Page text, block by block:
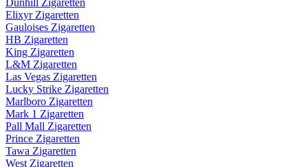
Dunhill Zigaretten
Elixyr Zigaretten
Gauloises Zigaretten
HB Zigaretten
King Zigaretten
L&M Zigaretten
Las Vegas Zigaretten
Lucky Strike Zigaretten
Marlboro Zigaretten
Mark 1 Zigaretten
Pall Mall Zigaretten
Prince Zigaretten
Tawa Zigaretten
West Zigaretten